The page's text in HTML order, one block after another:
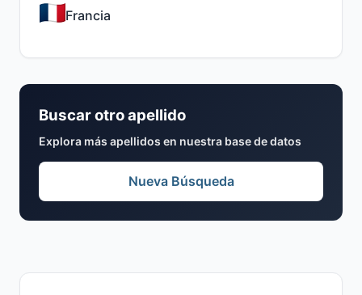
Francia
Buscar otro apellido
Explora más apellidos en nuestra base de datos
Nueva Búsqueda